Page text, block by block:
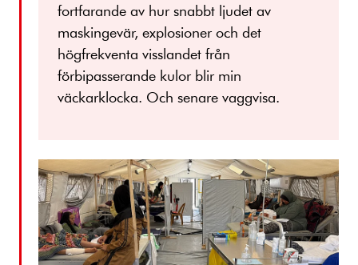
fortfarande av hur snabbt ljudet av
maskingevär, explosioner och det
högfrekventa visslandet från
förbipasserande kulor blir min
väckarklocka. Och senare vaggvisa.